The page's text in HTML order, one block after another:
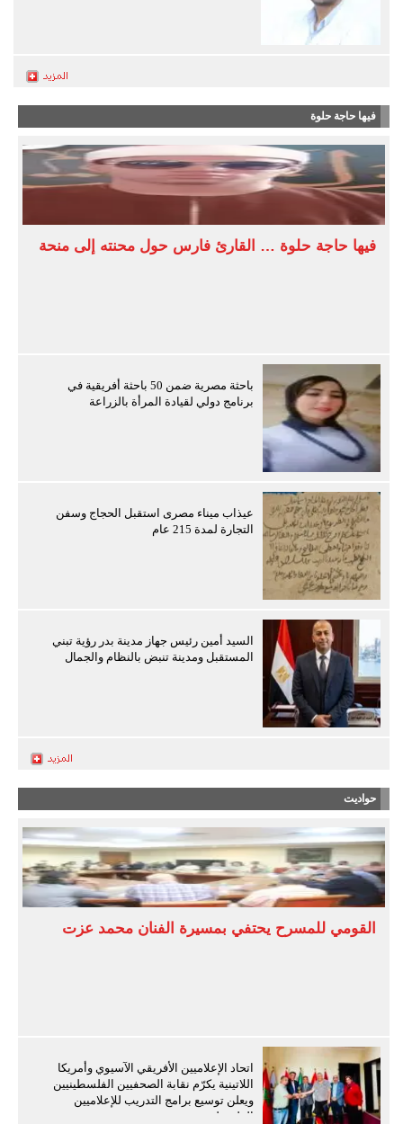
فيها حاجة حلوة
فيها حاجة حلوة … القارئ فارس حول محنته إلى منحة
باحثة مصرية ضمن 50 باحثة أفريقية في
برنامج دولي لقيادة المرأة بالزراعة
عيذاب ميناء مصرى استقبل الحجاج وسفن
التجارة لمدة 215 عام
السيد أمين رئيس جهاز مدينة بدر رؤية تبني
المستقبل ومدينة تنبض بالنظام والجمال
حواديت
القومي للمسرح يحتفي بمسيرة الفنان محمد عزت
اتحاد الإعلاميين الأفريقي الآسيوي وأمريكا
اللاتينية يكرّم نقابة الصحفيين الفلسطينيين
ويعلن توسيع برامج التدريب للإعلاميين
الفلسطينيين